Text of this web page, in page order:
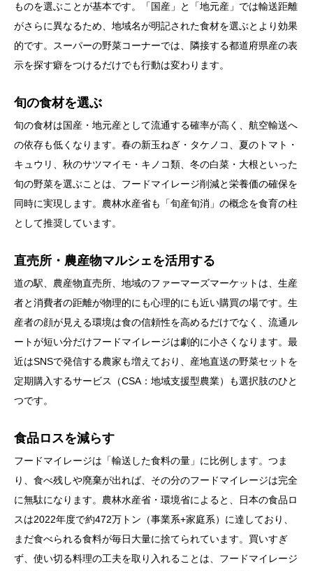
ものを選ぶことが基本です。「国産」と「地元産」では輸送距離
がさらに異なるため、地域名が明記された食材を選ぶとより効果
的です。スーパーの野菜コーナーでは、隣接する都道府県産の表
示を探す癖をつけるだけでも行動は変わります。
旬の食材を選ぶ
旬の食材は国産・地元産として流通する確率が高く、航空輸送へ
の依存も低くなります。春の新玉ねぎ・タケノコ、夏のトマト・
キュウリ、秋のサツマイモ・キノコ類、冬の白菜・大根といった
旬の野菜を選ぶことは、フードマイレージ削減と栄養価の確保を
同時に実現します。農林水産省も「旬産旬消」の概念を食育の柱
として推奨しています。
直売所・農産物マルシェを活用する
道の駅、農産物直売所、地域のファーマーズマーケットは、生産
者と消費者の距離が物理的にも心理的にも近い購買の場です。生
産者の顔が見える環境は食の信頼性を高めるだけでなく、流通ル
ートが短い分だけフードマイレージは劇的に小さくなります。最
近はSNSで発信する農家も増えており、産地直送の野菜セットを
定期購入するサービス（CSA：地域支援型農業）も選択肢のひと
つです。
食品ロスを減らす
フードマイレージは「輸送した食料の量」に比例します。つま
り、食べ残しや廃棄が出れば、その分のフードマイレージは完全
に無駄になります。農林水産省・環境省によると、日本の食品ロ
スは2022年度で約472万トン（事業系+家庭系）に達しており、
まだ食べられる食料が毎日大量に捨てられています。買いすぎ
ず、使い切る料理の工夫を取り入れることは、フードマイレージ